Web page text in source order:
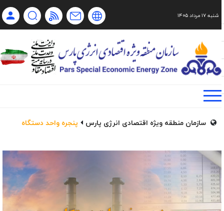
فا Ru Ch
شنبه ۱۷ مرداد ۱۴۰۵
سازمان منطقه ویژه اقتصادی انرژی پارس پنجره واحد دستگاه